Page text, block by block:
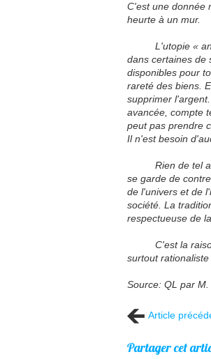
C'est une donnée
heurte à un mur.
L'utopie «
dans certaines de
disponibles pour
rareté des biens.
supprimer
avancée, compte
peut pas prendre
Il n'est besoin
Rien de tel
se garde de
de l'univers et de
société. La
respectueuse de
C'est la raison
surtout
Source: QL par M.
Article
Partager cet